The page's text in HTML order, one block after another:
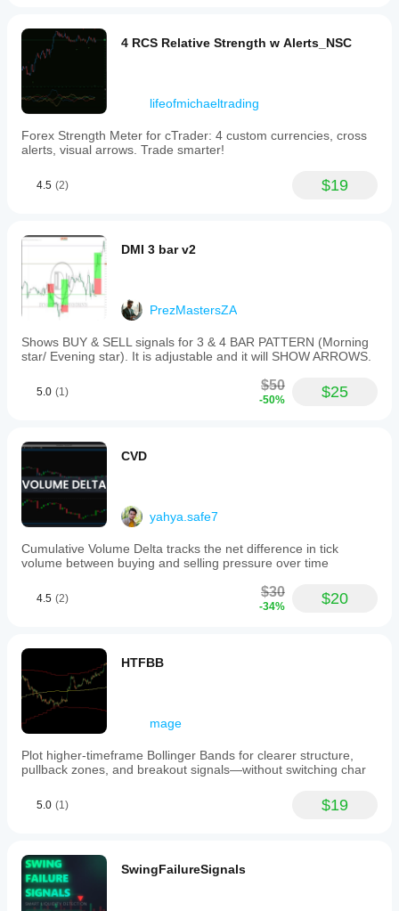
Scale trading with algorithmic precision
Algorithmic Traders
Integrate proven swing detection
Access clean API for strategy development
Eliminate coding time for basic functions
Focus on strategy logic, not data processing
Works With Any Strategy:
Price Action Trading
Trend Following
Range Trading
Scalping
Swing Trading
Position Trading
All Instruments (Forex, Indices, Commodities,
All Timeframes (M1 to Monthly)
Any Broker (Standard cTrader)
📊 TECHNICAL SPECIFICATIONS
System Requirements
Platform: cTrader (Desktop, Web, or Mobile)
CPU: Any modern processor
OS: Windows 7+, macOS, Linux (via Wine)
Memory Footprint: <10MB typical usage
Chart Objects: Auto-managed (configurable limit)
CPU Usage: <5% on modern systems
Startup Time: <0.5 seconds
Data Accuracy
Swing Detection: 99.9%+ accuracy
Non-Repainting: 100% guaranteed
Historical Data: Full backtest compatibility
💰 VALUE PROPOSITION
What You're Really Buying
4 RCS Relative Strength w Alerts_NSC
lifeofmichaeltrading
Forex Strength Meter for cTrader: 4 custom currencies, cross
alerts, visual arrows. Trade smarter!
4.5 (2) $19
DMI 3 bar v2
PrezMastersZA
Shows BUY & SELL signals for 3 & 4 BAR PATTERN (Morning
star/ Evening star). It is adjustable and it will SHOW ARROWS.
5.0 (1) $50
-50% $25
CVD
yahya.safe7
Cumulative Volume Delta tracks the net difference in tick
volume between buying and selling pressure over time
4.5 (2) $30
-34% $20
HTFBB
mage
Plot higher-timeframe Bollinger Bands for clearer structure,
pullback zones, and breakout signals—without switching char
5.0 (1) $19
SwingFailureSignals